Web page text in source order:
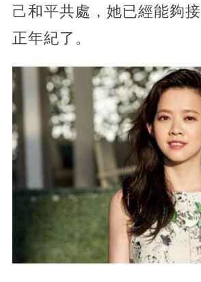
己和平共處，她已經能夠
正年紀了。